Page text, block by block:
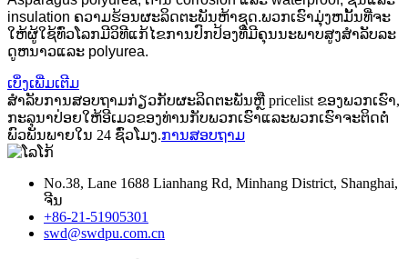
insulation ຄວາມຮ້ອນຜະລິດຕະພັນຫ້າຊຸດ.ພວກເຮົາມຸ່ງຫມັ້ນທີ່ຈະ
ໃຫ້ຜູ້ໃຊ້ທົ່ວໂລກມີວິທີແກ້ໄຂການປົກປ້ອງທີ່ມີຄຸນນະພາບສູງສໍາລັບລະ
ດູຫນາວແລະ polyurea.
ເບິ່ງເພີ່ມເຕີມ
ສໍາ​ລັບ​ການ​ສອບ​ຖາມ​ກ່ຽວ​ກັບ​ຜະ​ລິດ​ຕະ​ພັນ​ຫຼື pricelist ຂອງ​ພວກ​ເຮົາ​,
ກະ​ລຸ​ນາ​ປ່ອຍ​ໃຫ້​ອີ​ເມວ​ຂອງ​ທ່ານ​ກັບ​ພວກ​ເຮົາ​ແລະ​ພວກ​ເຮົາ​ຈະ​ຕິດ​ຕໍ່​
ພົວ​ພັນ​ພາຍ​ໃນ 24 ຊົ່ວ​ໂມງ​.ການສອບຖາມ
No.38, Lane 1688 Lianhang Rd, Minhang District, Shanghai,
ຈີນ
+86-21-51905301
swd@swdpu.com.cn